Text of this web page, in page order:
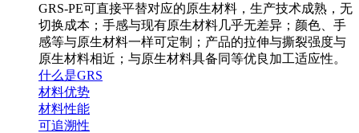
GRS-PE可直接平替对应的原生材料，生产技术成熟，无
切换成本；手感与现有原生材料几乎无差异；颜色、手
感等与原生材料一样可定制；产品的拉伸与撕裂强度与
原生材料相近；与原生材料具备同等优良加工适应性。
什么是GRS
材料优势
材料性能
可追溯性